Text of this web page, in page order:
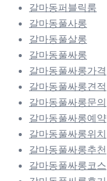
갈마동퍼블릭룸
갈마동풀사롱
갈마동풀살롱
갈마동풀싸롱
갈마동풀싸롱가격
갈마동풀싸롱견적
갈마동풀싸롱문의
갈마동풀싸롱예약
갈마동풀싸롱위치
갈마동풀싸롱추천
갈마동풀싸롱코스